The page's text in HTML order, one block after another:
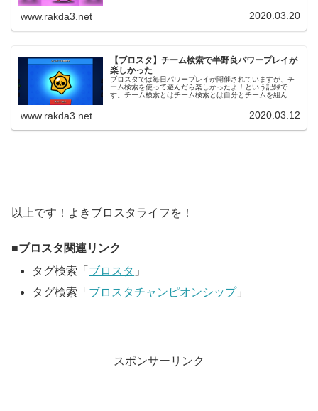
www.rakda3.net 2020.03.20
【ブロスタ】チーム検索で半野良パワープレイが
楽しかった
ブロスタでは毎日パワープレイが開催されていますが、チ
ーム検索を使って遊んだら楽しかったよ！という記録で
す。チーム検索とはチーム検索とは自分とチームを組んで
www.rakda3.net 2020.03.12
以上です！よきブロスタライフを！
ブロスタ関連リンク
タグ検索「 ブロスタ 」
タグ検索「 ブロスタチャンピオンシップ」
スポンサーリンク